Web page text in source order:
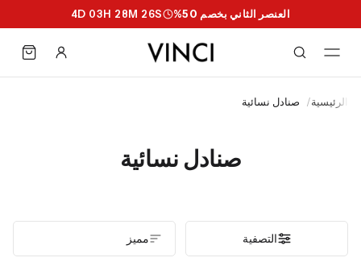
العنصر الثاني بخصم 50% 4D 03H 28M 25S
الرئيسية/ صنادل نسائية
صنادل نسائية
التصفية